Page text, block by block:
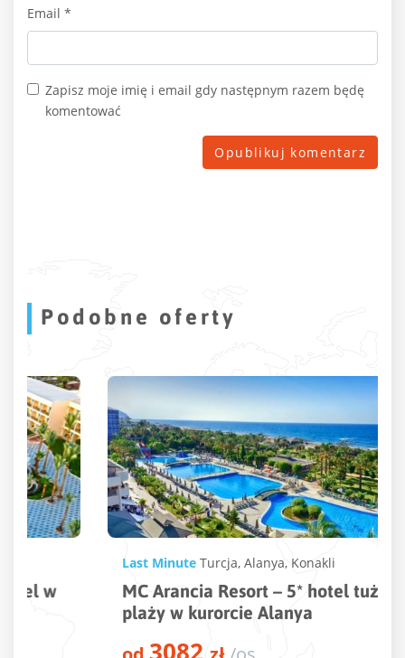
Email *
Zapisz moje imię i email gdy następnym razem będę
komentować
Podobne oferty
Turcja,Alanya,Konakli
MC Arancia Resort – 5* hotel tuż przy
plaży w kurorcie Alanya